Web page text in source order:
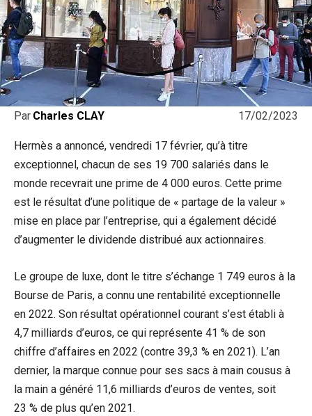
17/02/2023
Par Charles CLAY
Hermès a annoncé, vendredi 17 février, qu’à titre
exceptionnel, chacun de ses 19 700 salariés dans le
monde recevrait une prime de 4 000 euros. Cette prime
est le résultat d’une politique de « partage de la valeur »
mise en place par l’entreprise, qui a également décidé
d’augmenter le dividende distribué aux actionnaires.
Le groupe de luxe, dont le titre s’échange 1 749 euros à la
Bourse de Paris, a connu une rentabilité exceptionnelle
en 2022. Son résultat opérationnel courant s’est établi à
4,7 milliards d’euros, ce qui représente 41 % de son
chiffre d’affaires en 2022 (contre 39,3 % en 2021). L’an
dernier, la marque connue pour ses sacs à main cousus à
la main a généré 11,6 milliards d’euros de ventes, soit
23 % de plus qu’en 2021.